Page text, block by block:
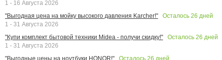
1 - 16 Августа 2026
"Выгодная цена на мойку высокого давления Karcher!"
Осталось 26 дней
1 - 31 Августа 2026
"Купи комплект бытовой техники Midea - получи скидку!"
Осталось 26 дней
1 - 31 Августа 2026
"Выгодные цены на ноутбуки HONOR!"
Осталось 26 дней